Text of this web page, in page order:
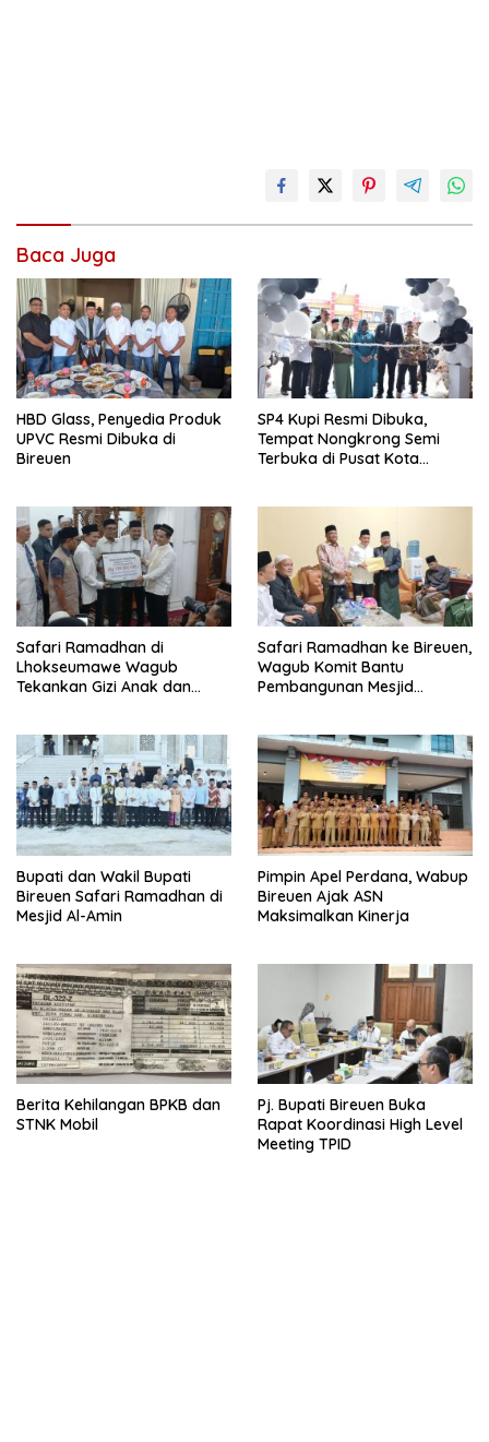
Baca Juga
HBD Glass, Penyedia Produk
UPVC Resmi Dibuka di
Bireuen
SP4 Kupi Resmi Dibuka,
Tempat Nongkrong Semi
Terbuka di Pusat Kota
Safari Ramadhan di
Lhokseumawe Wagub
Tekankan Gizi Anak dan
Safari Ramadhan ke Bireuen,
Wagub Komit Bantu
Pembangunan Mesjid
Bupati dan Wakil Bupati
Bireuen Safari Ramadhan di
Mesjid Al-Amin
Pimpin Apel Perdana, Wabup
Bireuen Ajak ASN
Maksimalkan Kinerja
Berita Kehilangan BPKB dan
STNK Mobil
Pj. Bupati Bireuen Buka
Rapat Koordinasi High Level
Meeting TPID